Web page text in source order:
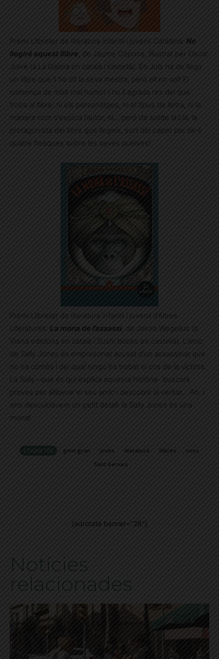
Premi Llibreter de literatura infantil i juvenil Catalana: No
llegiré aquest llibre, de Jaume Copons, il·lustrat per Òscar
Julve (a La Galera en català i castellà): En Juls ha de llegir
un llibre que li ha dit la seva mestra, però ell no vol! El
comença de molt mal humor i no li agrada res del que
troba al llibre: ni els personatges, ni el tipus de lletra, ni la
manera com s’explica l’autor, ni… però de sobte la Lia, la
protagonista del llibre que llegeix, surt del paper per dir-li
quatre fresques sobre les seves queixes!
Premi Llibreter de literatura infantil i juvenil d’Altres
Literatures: La mona de l’assassí, de Jakob Wegelius (a
Viena edicions en català i Sushi books en castellà). L’amic
de Sally Jones és empresonat acusat d’un assassinat que
no ha comès i del qual ningú ha trobat el cos de la víctima.
La Sally –que és qui explica aquesta història- buscarà
proves per alliberar el seu amic i descobrir la veritat… Ah, i
ens descuidàvem un petit detall: la Sally Jones és una
mona!
ETIQUETES gent gran joves literatura llibres
nens
Sant Gervasi
[adrotate banner="28"]
Notícies
relacionades